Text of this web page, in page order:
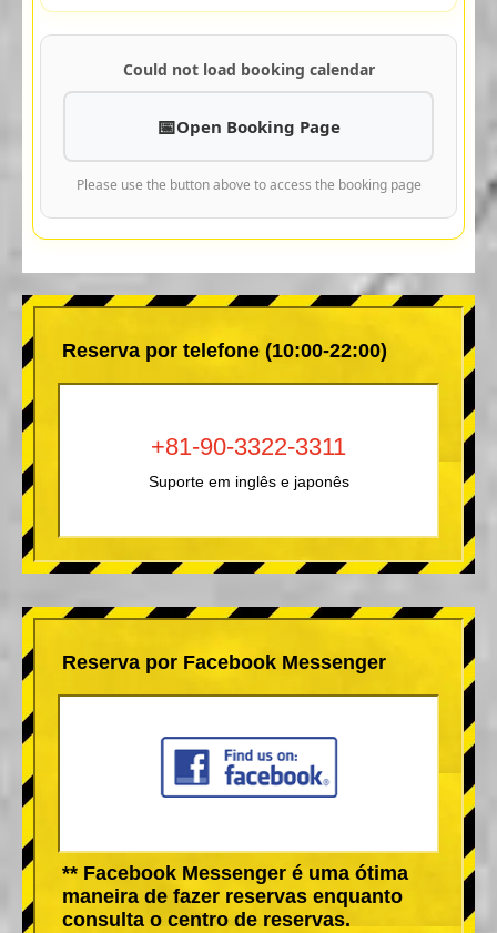
Could not load booking calendar
Open Booking Page
Please use the button above to access the booking page
Reserva por telefone (10:00-22:00)
+81-90-3322-3311
Suporte em inglês e japonês
Reserva por Facebook Messenger
** Facebook Messenger é uma ótima
maneira de fazer reservas enquanto
consulta o centro de reservas.